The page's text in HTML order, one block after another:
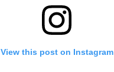
View this post on Instagram